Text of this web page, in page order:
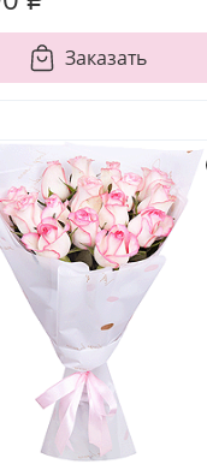
Заказать